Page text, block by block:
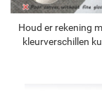
Houd er rekening
kleurverschillen